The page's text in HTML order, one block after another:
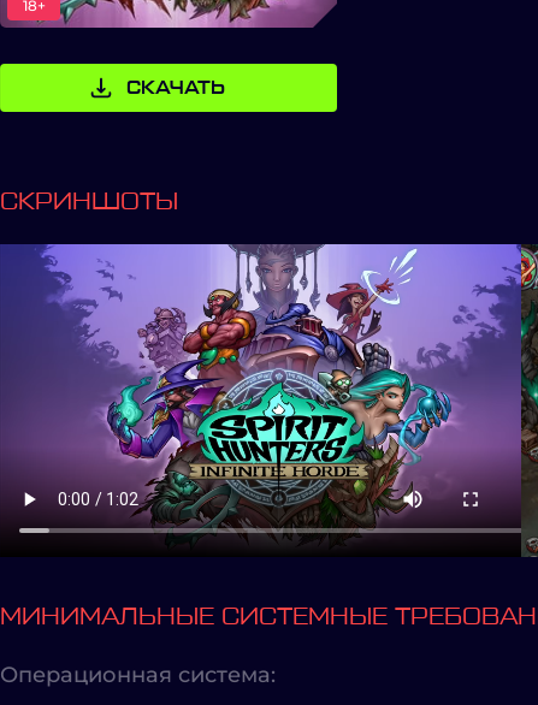
18+
СКАЧАТЬ
СКРИНШОТЫ
МИНИМАЛЬНЫЕ СИСТЕМНЫЕ
Операционная система: